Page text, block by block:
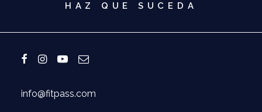
HAZ QUE SUCEDA
info@fitpass.com